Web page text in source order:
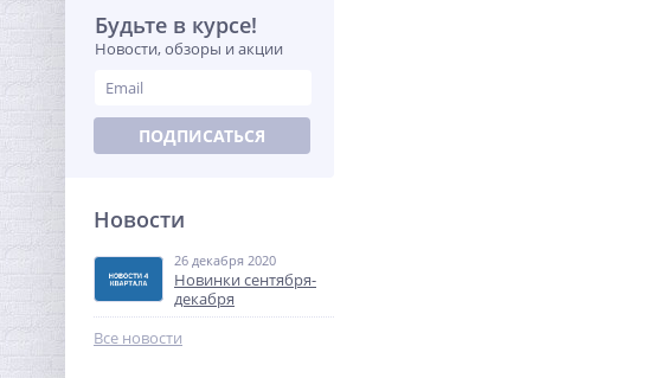
Американка с плоской
прокладкой 3/4" x 3/4" ВН
латунь UNI-FITT
426,56
Будьте в курсе!
Новости, обзоры и акции
ПОДПИСАТЬСЯ
Новости
26 декабря 2020
Новинки сентября-
декабря
Все новости